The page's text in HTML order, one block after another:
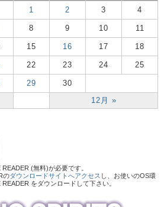
12月 »
1 2 3 4
8 9 10 11
15 16 17 18
22 23 24 25
29 30
(無料)が必要です。
のダウンロードサイトへアクセス し、お使いのOS環
をダウンロードして下さい。